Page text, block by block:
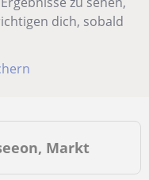
dich, sobald
Markt